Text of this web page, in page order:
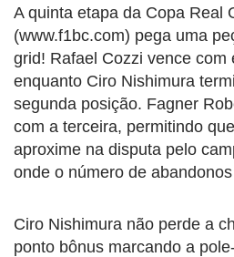
A quinta etapa da Copa Real
(www.f1bc.com) pega uma
grid! Rafael Cozzi vence com
enquanto Ciro Nishimura
segunda posição. Fagner
com a terceira, permitindo
aproxime na disputa pelo
onde o número de
Ciro Nishimura não perde a
ponto bônus marcando a